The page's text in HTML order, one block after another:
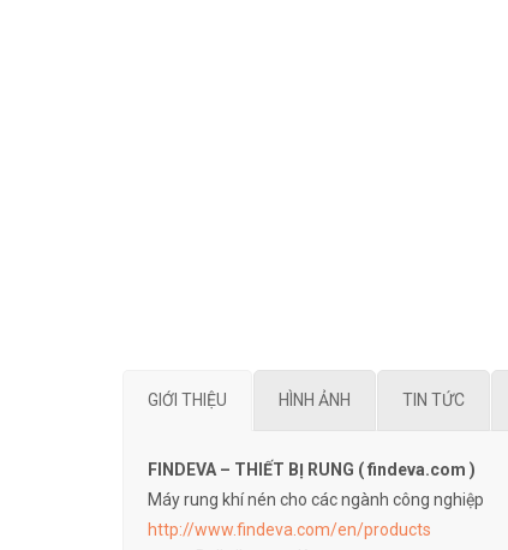
GIỚI THIỆU HÌNH ẢNH TIN TỨC
FINDEVA – THIẾT BỊ RUNG ( findeva.com )
Máy rung khí nén cho các ngành công nghiệp
http://www.findeva.com/en/products